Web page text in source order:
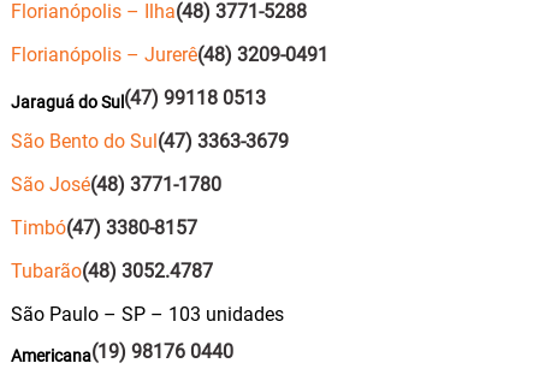
Florianópolis – Ilha(48) 3771-5288
Florianópolis – Jurerê(48) 3209-0491
Jaraguá do Sul(47) 99118 0513
São Bento do Sul(47) 3363-3679
São José(48) 3771-1780
Timbó(47) 3380-8157
Tubarão(48) 3052.4787
São Paulo – SP – 103 unidades
Americana(19) 98176 0440